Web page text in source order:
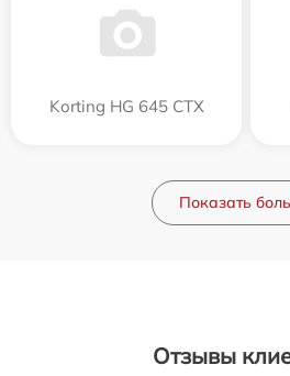
Korting HG 645 CTX
Показать
Отзывы